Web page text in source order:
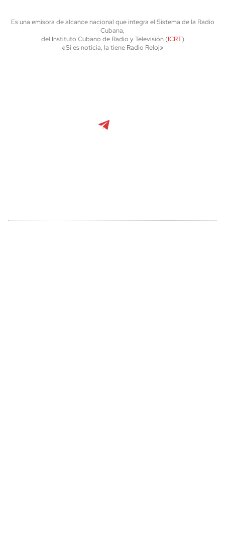
Es una emisora de alcance nacional que integra el Sistema de la Radio
Cubana,
del Instituto Cubano de Radio y Televisión (ICRT)
«Si es noticia, la tiene Radio Reloj»